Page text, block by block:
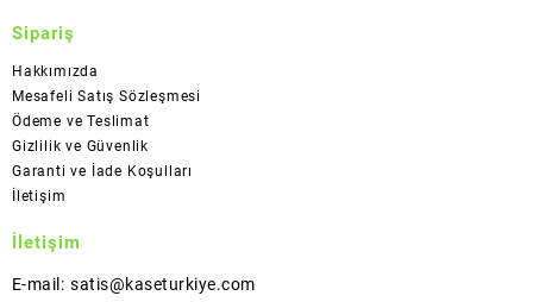
Sipariş
Hakkımızda
Mesafeli Satış Sözleşmesi
Ödeme ve Teslimat
Gizlilik ve Güvenlik
Garanti ve İade Koşulları
İletişim
İletişim
E-mail: satis@kaseturkiye.com